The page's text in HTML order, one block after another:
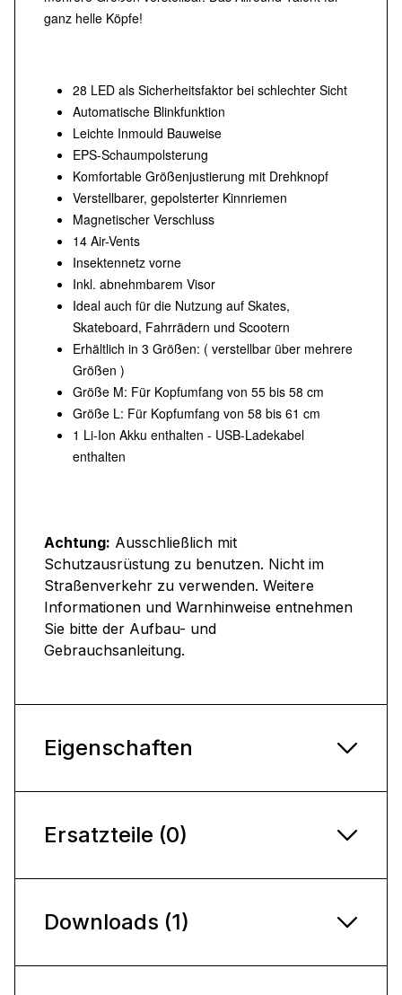
ganz helle Köpfe!
28 LED als Sicherheitsfaktor bei schlechter Sicht
Automatische Blinkfunktion
Leichte Inmould Bauweise
EPS-Schaumpolsterung
Komfortable Größenjustierung mit Drehknopf
Verstellbarer, gepolsterter Kinnriemen
Magnetischer Verschluss
14 Air-Vents
Insektennetz vorne
Inkl. abnehmbarem Visor
Ideal auch für die Nutzung auf Skates,
Skateboard, Fahrrädern und Scootern
Erhältlich in 3 Größen: ( verstellbar über mehrere
Größen )
Größe M: Für Kopfumfang von 55 bis 58 cm
Größe L: Für Kopfumfang von 58 bis 61 cm
1 Li-Ion Akku enthalten - USB-Ladekabel
enthalten
Achtung: Ausschließlich mit
Schutzausrüstung zu benutzen. Nicht im
Straßenverkehr zu verwenden. Weitere
Informationen und Warnhinweise entnehmen
Sie bitte der Aufbau- und
Gebrauchsanleitung.
Eigenschaften
Ersatzteile (0)
Downloads (1)